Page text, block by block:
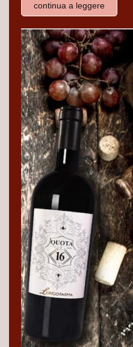
continua a leggere